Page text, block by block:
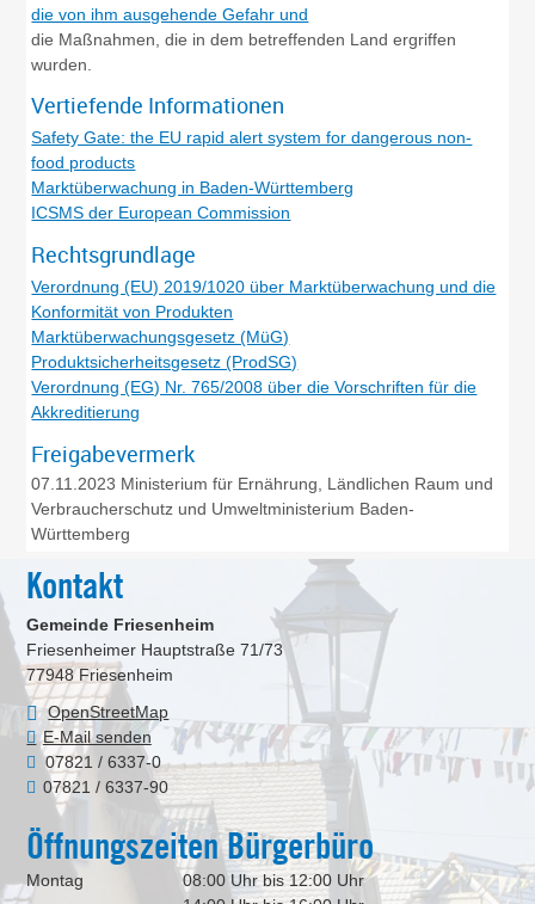
die von ihm ausgehende Gefahr und
die Maßnahmen, die in dem betreffenden Land ergriffen
wurden.
Vertiefende Informationen
Safety Gate: the EU rapid alert system for dangerous non-
food products
Marktüberwachung in Baden-Württemberg
ICSMS der European Commission
Rechtsgrundlage
Verordnung (EU) 2019/1020 über Marktüberwachung und die
Konformität von Produkten
Marktüberwachungsgesetz (MüG)
Produktsicherheitsgesetz (ProdSG)
Verordnung (EG) Nr. 765/2008 über die Vorschriften für die
Akkreditierung
Freigabevermerk
07.11.2023 Ministerium für Ernährung, Ländlichen Raum und
Verbraucherschutz und Umweltministerium Baden-
Württemberg
Kontakt
Gemeinde Friesenheim
Friesenheimer Hauptstraße 71/73
77948 Friesenheim
OpenStreetMap
E-Mail senden
07821 / 6337-0
07821 / 6337-90
Öffnungszeiten Bürgerbüro
Montag
08:00 Uhr bis 12:00 Uhr